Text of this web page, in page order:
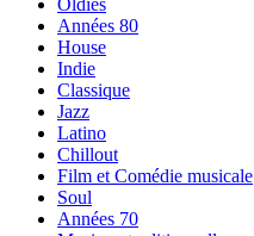
Oldies
Années 80
House
Indie
Classique
Jazz
Latino
Chillout
Film et Comédie musicale
Soul
Années 70